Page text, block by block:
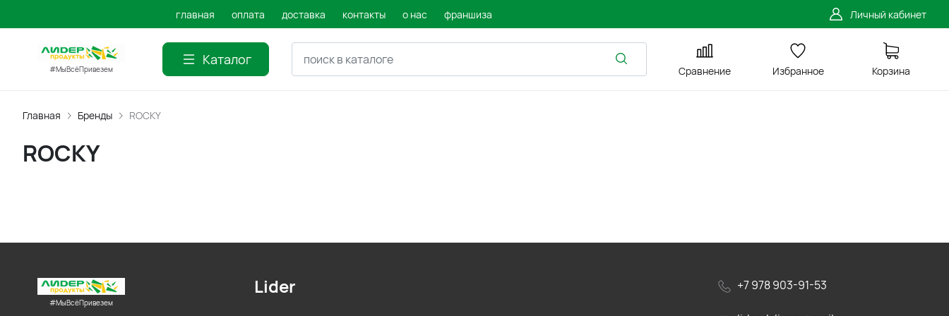
главная оплата доставка контакты о нас франшиза Личный кабинет
#МыВсёПривезем
Каталог
Сравнение Избранное Корзина
Главная Бренды ROCKY
ROCKY
#МыВсёПривезем
+7 978 903-91-53
Lider